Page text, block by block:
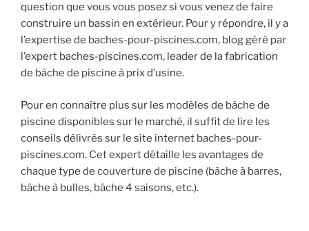
question que vous vous posez si vous venez de faire
construire un bassin en extérieur. Pour y répondre, il y a
l’expertise de baches-pour-piscines.com, blog géré par
l’expert baches-piscines.com, leader de la fabrication
de bâche de piscine à prix d’usine.
Pour en connaître plus sur les modèles de bâche de
piscine disponibles sur le marché, il suffit de lire les
conseils délivrés sur le site internet baches-pour-
piscines.com. Cet expert détaille les avantages de
chaque type de couverture de piscine (bâche à barres,
bâche à bulles, bâche 4 saisons, etc.).